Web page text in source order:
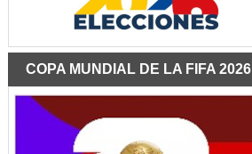
COPA MUNDIAL DE LA FIFA 2026